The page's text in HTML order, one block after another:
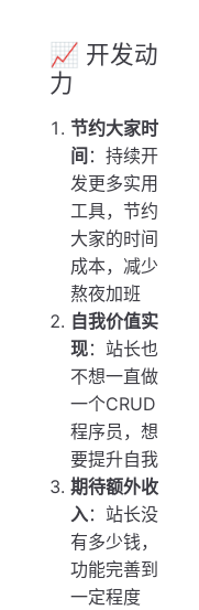
📈 开发动
力
节约大家时
间 ：持续开
发更多实用
工具，节约
大家的时间
成本，减少
熬夜加班
自我价值实
现：站长也
不想一直做
一个CRUD
程序员，想
要提升自我
期待额外收
入：站长没
有多少钱，
功能完善到
一定程度